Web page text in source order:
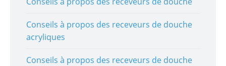
Conseils à propos des receveurs de douche
acryliques
Conseils à propos des receveurs de douche